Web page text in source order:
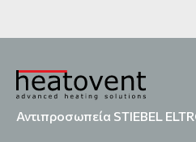
Αντιπροσωπεία STIEBEL